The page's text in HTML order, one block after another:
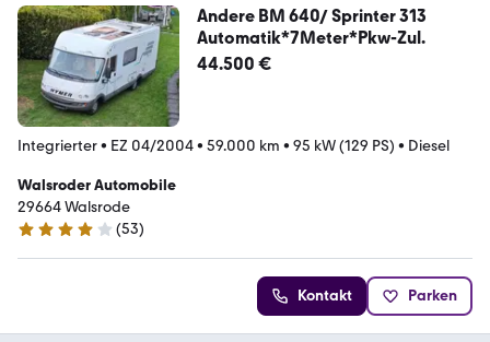
Andere BM 640/ Sprinter 313
Automatik*7Meter*Pkw-Zul.
44.500 €
Integrierter• EZ 04/2004• 59.000 km • 95 kW (129 PS) • Diesel
Walsroder Automobile
29664 Walsrode
4 Sterne
(53)
Kontakt Parken